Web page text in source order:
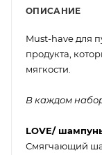
ОПИСАНИЕ
Must-have для
продукта,
мягкости.
В каждом
LOVE/
Смягчающий